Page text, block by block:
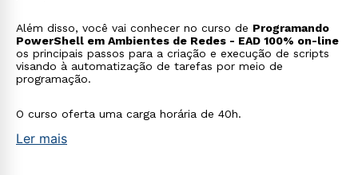
Além disso, você vai conhecer no curso de Programando
PowerShell em Ambientes de Redes - EAD 100% on-line
os principais passos para a criação e execução de scripts
visando à automatização de tarefas por meio de
programação.
O curso oferta uma carga horária de 40h.
Ler mais